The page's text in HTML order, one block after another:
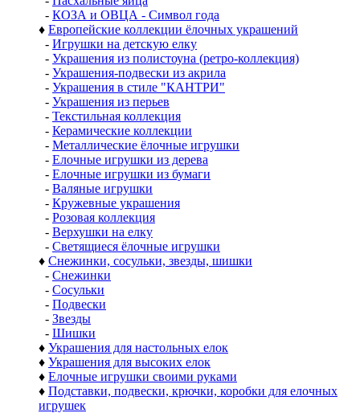
- КОЗА и ОВЦА - Символ года
♦ Европейские коллекции ёлочных украшений
- Игрушки на детскую елку
- Украшения из полистоуна (ретро-коллекция)
- Украшения-подвески из акрила
- Украшения в стиле "КАНТРИ"
- Украшения из перьев
- Текстильная коллекция
- Керамические коллекции
- Металлические ёлочные игрушки
- Елочные игрушки из дерева
- Елочные игрушки из бумаги
- Валяные игрушки
- Кружевные украшения
- Розовая коллекция
- Верхушки на елку
- Светящиеся ёлочные игрушки
♦ Снежинки, сосульки, звезды, шишки
- Снежинки
- Сосульки
- Подвески
- Звезды
- Шишки
♦ Украшения для настольных елок
♦ Украшения для высоких елок
♦ Елочные игрушки своими руками
♦ Подставки, подвески, крючки, коробки для елочных
игрушек